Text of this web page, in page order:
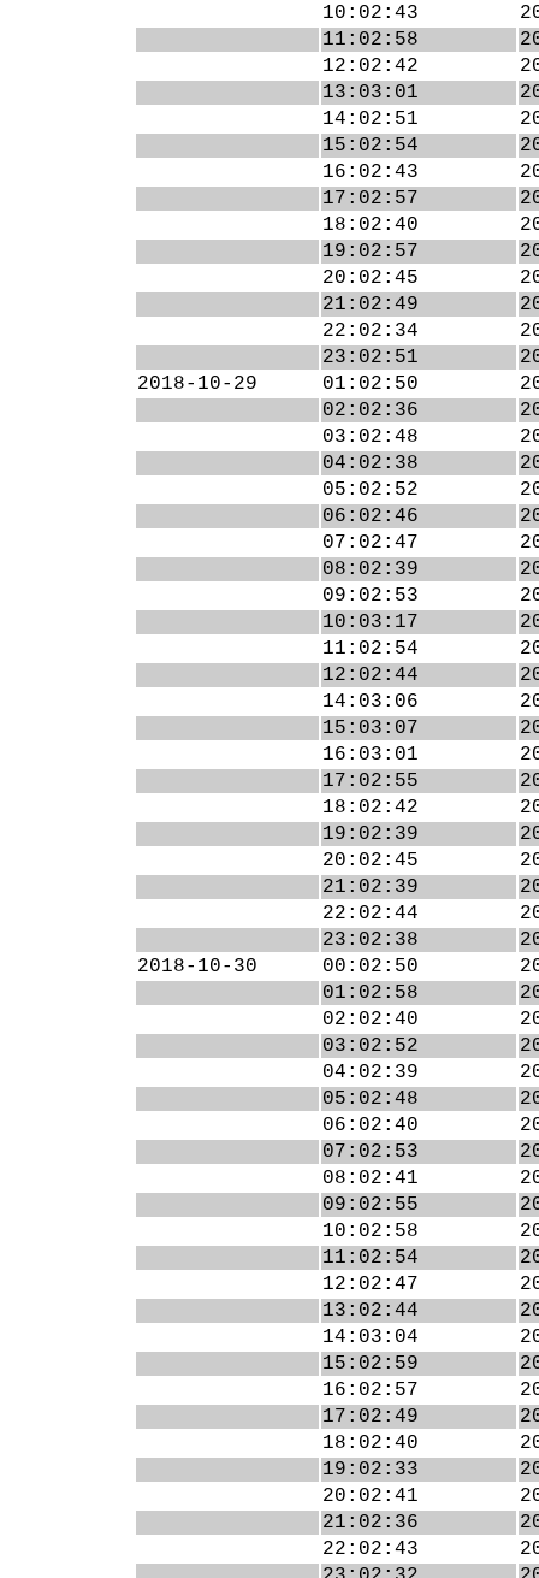
10:02:43
11:02:58
12:02:42
13:03:01
14:02:51
15:02:54
16:02:43
17:02:57
18:02:40
19:02:57
20:02:45
21:02:49
22:02:34
23:02:51
2018-10-29
01:02:50
02:02:36
03:02:48
04:02:38
05:02:52
06:02:46
07:02:47
08:02:39
09:02:53
10:03:17
11:02:54
12:02:44
14:03:06
15:03:07
16:03:01
17:02:55
18:02:42
19:02:39
20:02:45
21:02:39
22:02:44
23:02:38
2018-10-30
00:02:50
01:02:58
02:02:40
03:02:52
04:02:39
05:02:48
06:02:40
07:02:53
08:02:41
09:02:55
10:02:58
11:02:54
12:02:47
13:02:44
14:03:04
15:02:59
16:02:57
17:02:49
18:02:40
19:02:33
20:02:41
21:02:36
22:02:43